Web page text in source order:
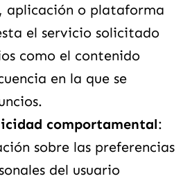
aplicación o plataforma
el servicio solicitado
como el contenido
en la que se
comportamental:
sobre las preferencias
del usuario